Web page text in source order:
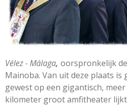
Vélez - Málaga, oorspronkelijk
Mainoba. Van uit deze plaats is
gewest op een gigantisch,
kilometer groot amfitheater